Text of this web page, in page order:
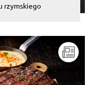
rzymskiego